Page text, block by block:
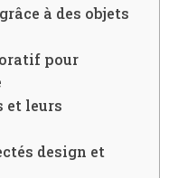
à des objets
pour
et leurs
design et